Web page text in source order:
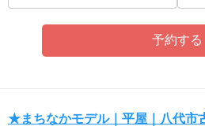
★まちなかモデル｜平屋｜八代市